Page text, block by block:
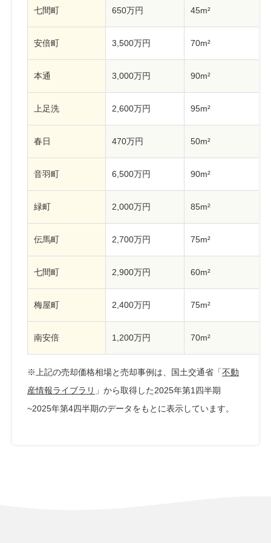
七間町 650万円 45m²
安倍町 3,500万円 70m²
本通 3,000万円 90m²
上足洗 2,600万円 95m²
春日 470万円 50m²
音羽町 6,500万円 90m²
緑町 2,000万円 85m²
伝馬町 2,700万円 75m²
七間町 2,900万円 60m²
梅屋町 2,400万円 75m²
南安倍 1,200万円 70m²
※上記の売却価格相場と売却事例は、国土交通省「不動
産情報ライブラリ 」から取得した2025年第1四半期
~2025年第4四半期のデータをもとに表示しています。